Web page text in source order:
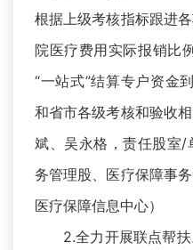
根据上级考核指标跟进
院医疗费用实际报销比
“一站式”结算专户资金
和省市各级考核和验收
斌、吴永格，责任股室/
务管理股、医疗保障事
医疗保障信息中心）
2.全力开展联点帮